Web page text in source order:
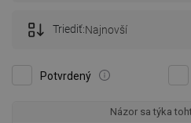
Potvrdený
Triediť:Najnovší
Názor sa týka